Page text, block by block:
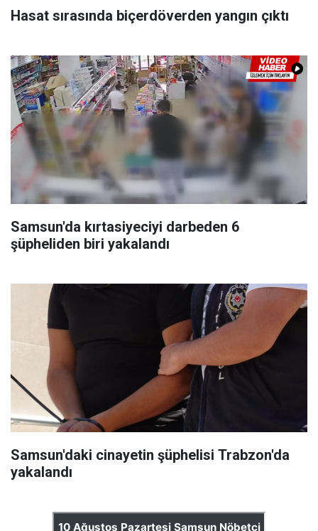
Hasat sırasında biçerdöverden yangın çıktı
Samsun'da kırtasiyeciyi darbeden 6
şüpheliden biri yakalandı
Samsun'daki cinayetin şüphelisi Trabzon'da
yakalandı